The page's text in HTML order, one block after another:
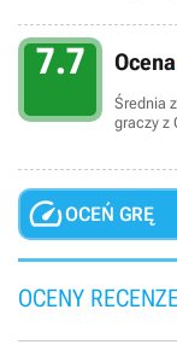
7.7 Ocena
Średnia z
graczy z
OCEŃ GRĘ
OCENY